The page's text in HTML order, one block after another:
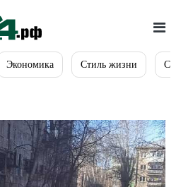
Экономика Стиль жизни